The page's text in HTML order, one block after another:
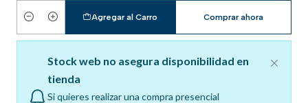
Cantidad
Agregar al Carro Comprar ahora
Stock web no asegura disponibilidad en
tienda
Si quieres realizar una compra presencial